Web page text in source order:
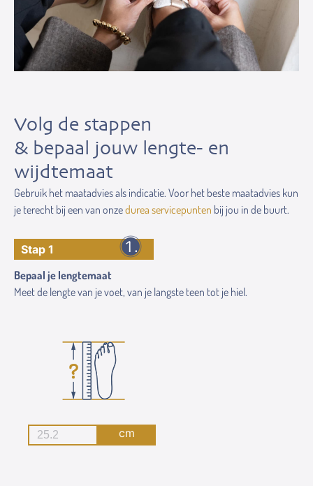
Volg de stappen
& bepaal jouw lengte- en
wijdtemaat
Gebruik het maatadvies als indicatie. Voor het beste maatadvies kun
je terecht bij een van onzedurea servicepunten bij jou in de buurt.
Stap 1
Bepaal je lengtemaat
Meet de lengte van je voet, van je langste teen tot je hiel.
cm